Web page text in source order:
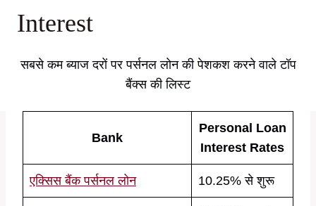
Interest
सबसे कम ब्याज दरों पर पर्सनल लोन की पेशकश करने वाले टॉप
बैंक्स की लिस्ट
Bank
Personal Loan
Interest Rates
एक्सिस बैंक पर्सनल लोन 10.25% से शुरू